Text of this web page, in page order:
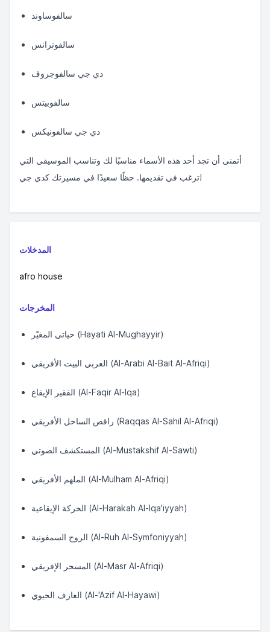
سالفوساوند
سالفوترانس
دي جي سالفوجروف
سالفوبيتس
دي جي سالفونيكس
أتمنى أن تجد أحد هذه الأسماء مناسبًا لك وتناسب الموسيقى التي
ترغب في تقديمها. حظًا سعيدًا في مسيرتك كدي جي!
المدخلات
afro house
المخرجات
حياتي المغيّر (Hayati Al-Mughayyir)
العربي البيت الأفريقي (Al-Arabi Al-Bait Al-Afriqi)
الفقير الإيقاع (Al-Faqir Al-Iqa)
راقص الساحل الأفريقي (Raqqas Al-Sahil Al-Afriqi)
المستكشف الصوتي (Al-Mustakshif Al-Sawti)
الملهم الأفريقي (Al-Mulham Al-Afriqi)
الحركة الإيقاعية (Al-Harakah Al-Iqa'iyyah)
الروح السمفونية (Al-Ruh Al-Symfoniyyah)
المسحر الإفريقي (Al-Masr Al-Afriqi)
العازف الحيوي (Al-'Azif Al-Hayawi)